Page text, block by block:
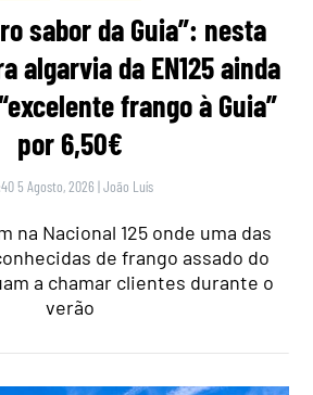
sabor da Guia”: nesta
algarvia da EN125 ainda
frango à Guia”
por 6,50€
5 Agosto, 2026 |João Luís
na Nacional 125 onde uma das
de frango assado do
a chamar clientes durante o
verão